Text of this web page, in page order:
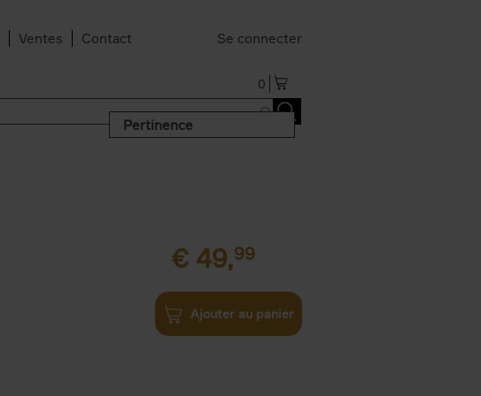
Ventes Contact Se connecter
0
Pertinence
€ 49,99
Ajouter au panier